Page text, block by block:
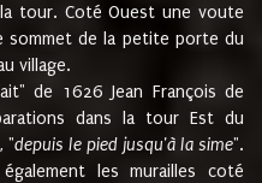
tour. Coté Ouest une voute
sommet de la petite porte du
village.
de 1626 Jean François de
dans la tour Est du
"depuis le pied jusqu'à la sime".
les murailles coté